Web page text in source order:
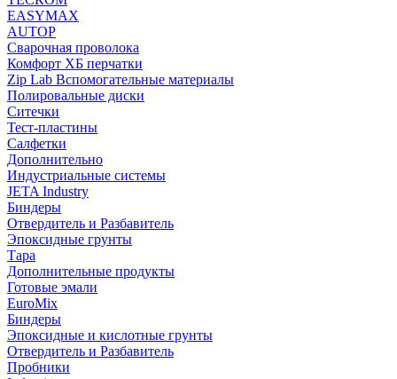
EASYMAX
AUTOP
Сварочная проволока
Комфорт ХБ перчатки
Zip Lab Вспомогательные материалы
Полировальные диски
Ситечки
Тест-пластины
Салфетки
Дополнительно
Индустриальные системы
JETA Industry
Биндеры
Отвердитель и Разбавитель
Эпоксидные грунты
Тара
Дополнительные продукты
Готовые эмали
EuroMix
Биндеры
Эпоксидные и кислотные грунты
Отвердитель и Разбавитель
Пробники